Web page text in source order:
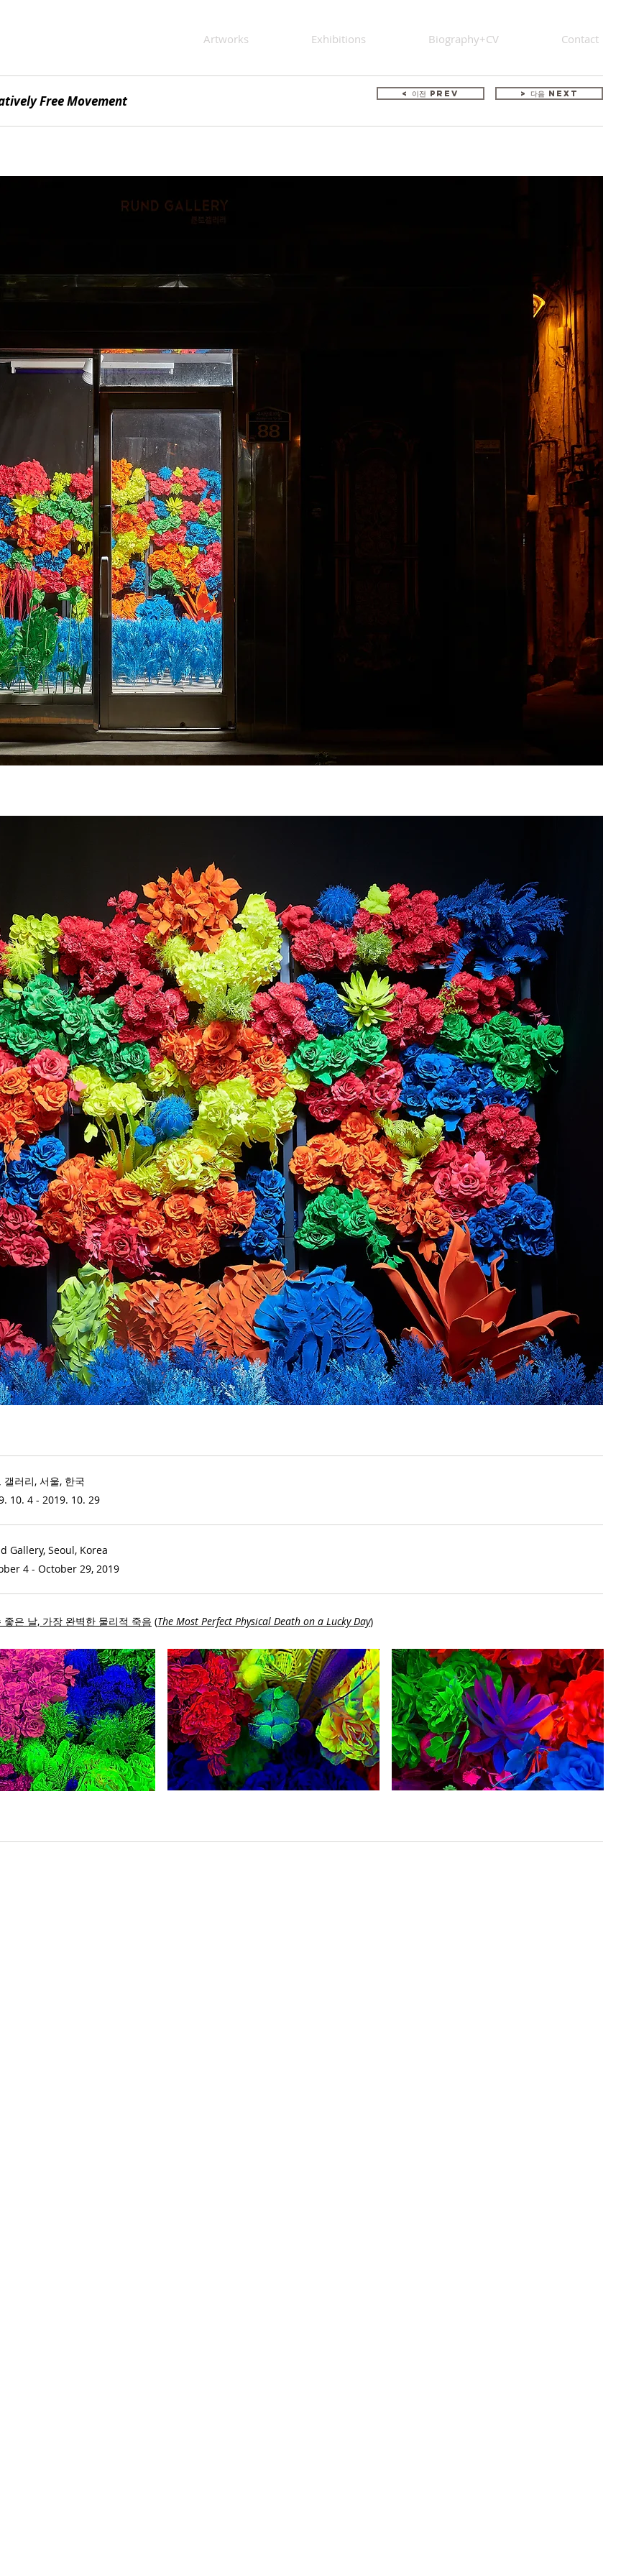
Artworks Exhibitions Biography+CV Contact
Free Movement < 이전 Prev > 다음 Next
갤러리, 서울, 한국
10. 4 - 2019. 10. 29
Gallery, Seoul, Korea
4 - October 29, 2019
좋은 날, 가장 완벽한 물리적 죽음 (The Most Perfect Physical Death on a Lucky Day)